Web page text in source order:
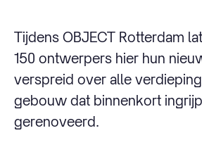
Tijdens OBJECT Rotterdam
150 ontwerpers hier hun
verspreid over alle
gebouw dat binnenkort
gerenoveerd.